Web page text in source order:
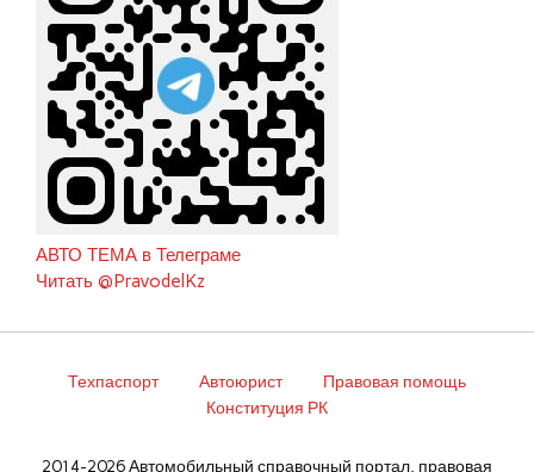
АВТО ТЕМА в Телеграме
Читать @PravodelKz
Техпаспорт Автоюрист
Правовая помощь
Конституция РК
2014-2026 Автомобильный справочный портал, правовая